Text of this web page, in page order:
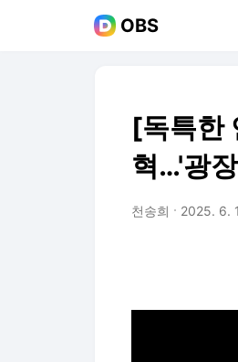
OBS
[독특한
혁…'광
천송희 2025. 6.